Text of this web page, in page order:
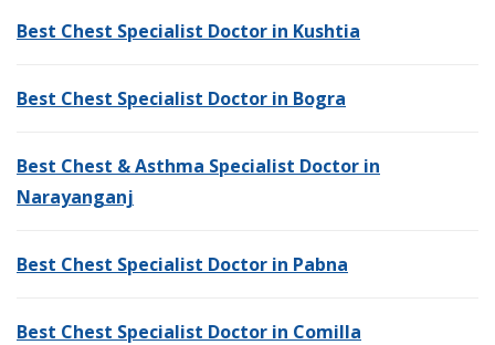
Best Chest Specialist Doctor in Kushtia
Best Chest Specialist Doctor in Bogra
Best Chest & Asthma Specialist Doctor in
Narayanganj
Best Chest Specialist Doctor in Pabna
Best Chest Specialist Doctor in Comilla